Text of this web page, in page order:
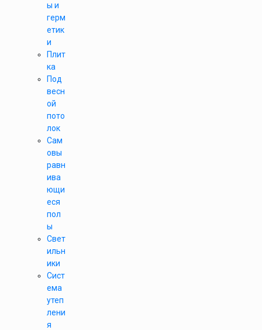
ы и
герм
етик
и
Плит
ка
Под
весн
ой
пото
лок
Сам
овы
равн
ива
ющи
еся
пол
ы
Свет
ильн
ики
Сист
ема
утеп
лени
я